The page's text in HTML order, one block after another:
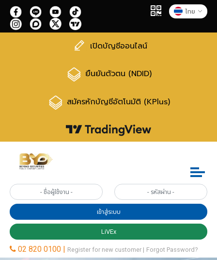
ไทย
เปิดบัญชีออนไลน์
ยืนยันตัวตน (NDID)
สมัครหักบัญชีอัตโนมัติ (KPlus)